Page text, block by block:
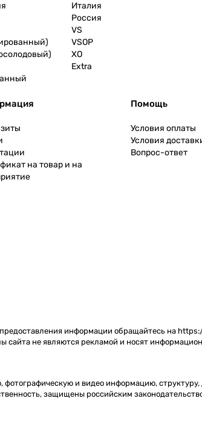
Италия
Россия
VS
VSOP
XO
Extra
на товар и на
Помощь
Условия оплаты
Условия
Вопрос-ответ
информации обращайтесь на
не являются рекламой и носят
фотографическую и видео информацию,
защищены российским